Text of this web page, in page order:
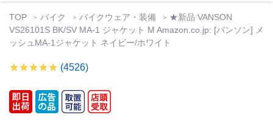
TOP バイク バイクウェア・装備
★新品 VANSON
VS26101S BK/SV MA-1 ジャケット M Amazon.co.jp: [バンソン] メ
ッシュMA-1ジャケット ネイビー/ホワイト
(4526)